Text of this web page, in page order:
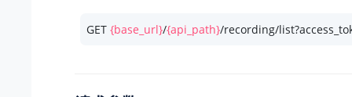
GET {base_url}/{api_path}/recording/